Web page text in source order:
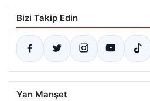
Bizi Takip Edin
Yan Manşet